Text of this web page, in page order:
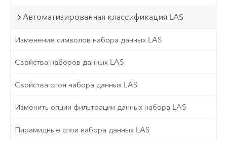
Автоматизированная классификация LAS
Изменение символов набора данных LAS
Свойства наборов данных LAS
Свойства слоя набора данных LAS
Изменить опции фильтрации данных набора LAS
Пирамидные слои набора данных LAS